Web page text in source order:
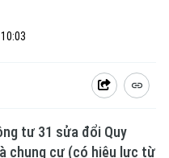
tư 31 sửa đổi Quy
chung cư (có hiệu lực từ